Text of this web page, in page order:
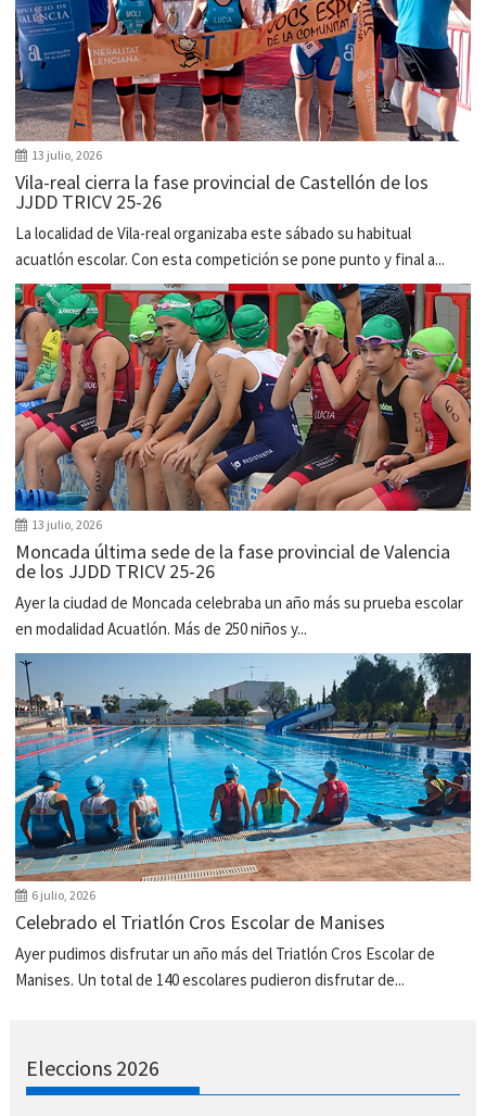
13 julio, 2026
Vila-real cierra la fase provincial de Castellón de los
JJDD TRICV 25-26
La localidad de Vila-real organizaba este sábado su habitual
acuatlón escolar. Con esta competición se pone punto y final a...
13 julio, 2026
Moncada última sede de la fase provincial de Valencia
de los JJDD TRICV 25-26
Ayer la ciudad de Moncada celebraba un año más su prueba escolar
en modalidad Acuatlón. Más de 250 niños y...
6 julio, 2026
Celebrado el Triatlón Cros Escolar de Manises
Ayer pudimos disfrutar un año más del Triatlón Cros Escolar de
Manises. Un total de 140 escolares pudieron disfrutar de...
Eleccions 2026